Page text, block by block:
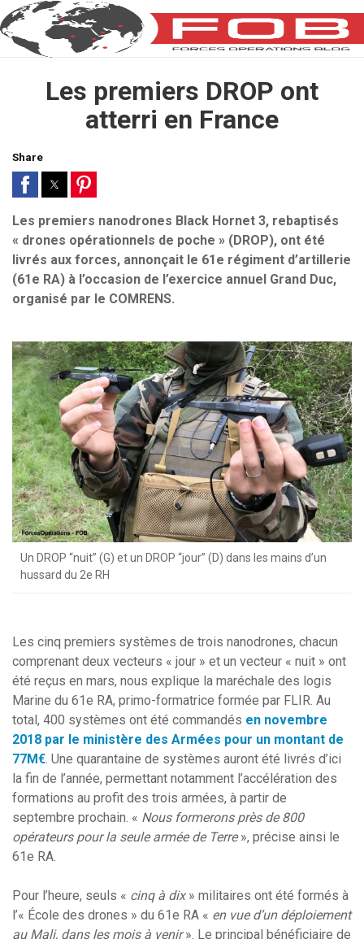
Les premiers DROP ont
atterri en France
Share
Les premiers nanodrones Black Hornet 3, rebaptisés
« drones opérationnels de poche » (DROP), ont été
livrés aux forces, annonçait le 61e régiment d’artillerie
(61e RA) à l’occasion de l’exercice annuel Grand Duc,
organisé par le COMRENS.
Un DROP “nuit” (G) et un DROP “jour” (D) dans les mains d’un
hussard du 2e RH
Les cinq premiers systèmes de trois nanodrones, chacun
comprenant deux vecteurs « jour » et un vecteur « nuit » ont
été reçus en mars, nous explique la maréchale des logis
Marine du 61e RA, primo-formatrice formée par FLIR. Au
total, 400 systèmes ont été commandés en novembre
2018 par le ministère des Armées pour un montant de
77M€ . Une quarantaine de systèmes auront été livrés d’ici
la fin de l’année, permettant notamment l’accélération des
formations au profit des trois armées, à partir de
septembre prochain. « Nous formerons près de 800
opérateurs pour la seule armée de Terre», précise ainsi le
61e RA.
Pour l’heure, seuls « cinq à dix» militaires ont été formés à
l’« École des drones » du 61e RA « en vue d’un déploiement
au Mali, dans les mois à venir». Le principal bénéficiaire de